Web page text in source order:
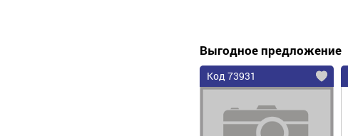
Выгодное предложение
Код 73931